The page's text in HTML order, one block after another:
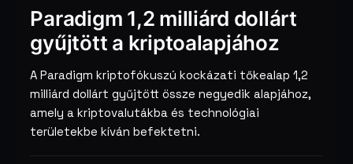
Paradigm 1,2 milliárd dollárt
gyűjtött a kriptoalapjához
A Paradigm kriptofókuszú kockázati tőkealap 1,2
milliárd dollárt gyűjtött össze negyedik alapjához,
amely a kriptovalutákba és technológiai
területekbe kíván befektetni.